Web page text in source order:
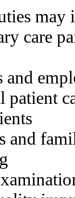
care
and
patient
and